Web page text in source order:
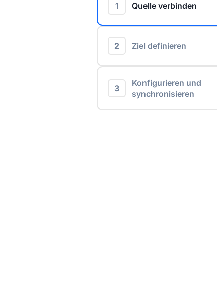
1 Quelle verbinden
2 Ziel definieren
3
Konfigurieren und
synchronisieren